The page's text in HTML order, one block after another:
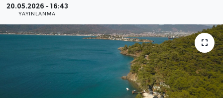
20.05.2026 - 16:43
YAYINLANMA